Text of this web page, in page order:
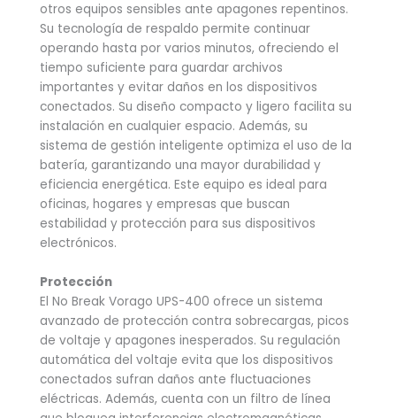
otros equipos sensibles ante apagones repentinos.
Su tecnología de respaldo permite continuar
operando hasta por varios minutos, ofreciendo el
tiempo suficiente para guardar archivos
importantes y evitar daños en los dispositivos
conectados. Su diseño compacto y ligero facilita su
instalación en cualquier espacio. Además, su
sistema de gestión inteligente optimiza el uso de la
batería, garantizando una mayor durabilidad y
eficiencia energética. Este equipo es ideal para
oficinas, hogares y empresas que buscan
estabilidad y protección para sus dispositivos
electrónicos.
Protección
El No Break Vorago UPS-400 ofrece un sistema
avanzado de protección contra sobrecargas, picos
de voltaje y apagones inesperados. Su regulación
automática del voltaje evita que los dispositivos
conectados sufran daños ante fluctuaciones
eléctricas. Además, cuenta con un filtro de línea